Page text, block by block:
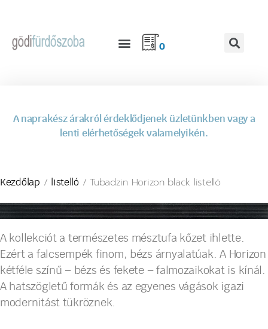
0
A naprakész árakról érdeklődjenek üzletünkben vagy a
lenti elérhetőségek valamelyikén.
Kezdőlap / listelló/ Tubadzin Horizon black listelló
A kollekciót a természetes mésztufa kőzet ihlette.
Ezért a falcsempék finom, bézs árnyalatúak. A Horizon
kétféle színű – bézs és fekete – falmozaikokat is kínál.
A hatszögletű formák és az egyenes vágások igazi
modernitást tükröznek.